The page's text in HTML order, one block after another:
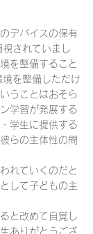
デバイスの保有
されていまし
を整備すること
を整備しただけ
うことはおそら
学習が発展する
学生に提供する
らの主体性の問
れていくのだと
して子どもの主
と改めて自覚し
ありがとうござ